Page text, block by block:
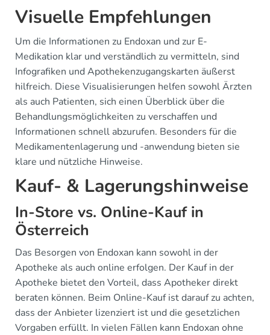
Visuelle Empfehlungen
Um die Informationen zu Endoxan und zur E-
Medikation klar und verständlich zu vermitteln, sind
Infografiken und Apothekenzugangskarten äußerst
hilfreich. Diese Visualisierungen helfen sowohl Ärzten
als auch Patienten, sich einen Überblick über die
Behandlungsmöglichkeiten zu verschaffen und
Informationen schnell abzurufen. Besonders für die
Medikamentenlagerung und -anwendung bieten sie
klare und nützliche Hinweise.
Kauf- & Lagerungshinweise
In-Store vs. Online-Kauf in
Österreich
Das Besorgen von Endoxan kann sowohl in der
Apotheke als auch online erfolgen. Der Kauf in der
Apotheke bietet den Vorteil, dass Apotheker direkt
beraten können. Beim Online-Kauf ist darauf zu achten,
dass der Anbieter lizenziert ist und die gesetzlichen
Vorgaben erfüllt. In vielen Fällen kann Endoxan ohne